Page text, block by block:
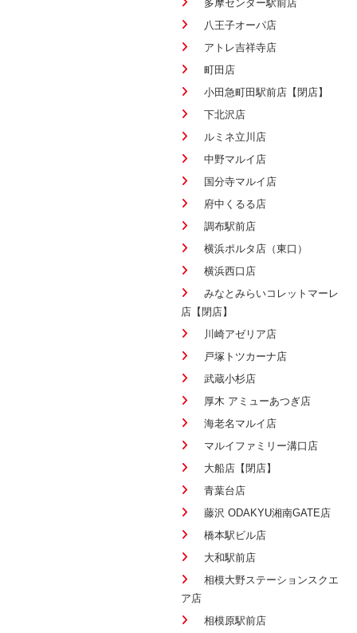
多摩センター駅前店
八王子オーパ店
アトレ吉祥寺店
町田店
小田急町田駅前店【閉店】
下北沢店
ルミネ立川店
中野マルイ店
国分寺マルイ店
府中くるる店
調布駅前店
横浜ポルタ店（東口）
横浜西口店
みなとみらいコレットマーレ
店【閉店】
川崎アゼリア店
戸塚トツカーナ店
武蔵小杉店
厚木 アミューあつぎ店
海老名マルイ店
マルイファミリー溝口店
大船店【閉店】
青葉台店
藤沢 ODAKYU湘南GATE店
橋本駅ビル店
大和駅前店
相模大野ステーションスクエ
ア店
相模原駅前店